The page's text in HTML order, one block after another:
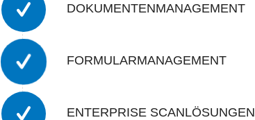
DOKUMENTENMANAGEMENT
FORMULARMANAGEMENT
ENTERPRISE SCANLÖSUNGEN